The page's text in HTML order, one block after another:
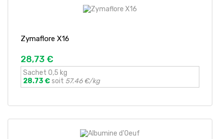
Zymaflore X16
28,73 €
Sachet 0,5 kg
28.73 €soit 57.46 €/kg